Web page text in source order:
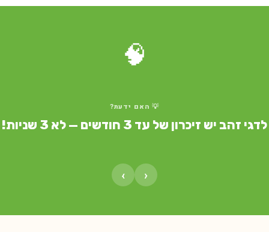
🧠
💡 האם ידעת?
לדגי זהב יש זיכרון של עד 3 חודשים — לא 3 שניות!
‹
›